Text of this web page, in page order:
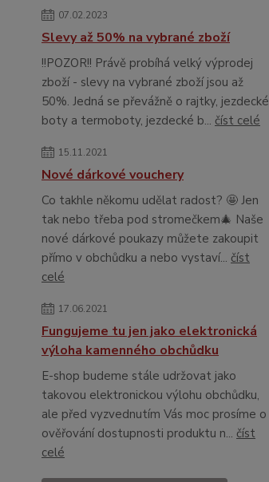
07.02.2023
Slevy až 50% na vybrané zboží
!!POZOR!! Právě probíhá velký výprodej
zboží - slevy na vybrané zboží jsou až
50%. Jedná se převážně o rajtky, jezdecké
boty a termoboty, jezdecké b... číst celé
15.11.2021
Nové dárkové vouchery
Co takhle někomu udělat radost? 🤩 Jen
tak nebo třeba pod stromečkem🎄 Naše
nové dárkové poukazy můžete zakoupit
přímo v obchůdku a nebo vystaví... číst
celé
17.06.2021
Fungujeme tu jen jako elektronická
výloha kamenného obchůdku
E-shop budeme stále udržovat jako
takovou elektronickou výlohu obchůdku,
ale před vyzvednutím Vás moc prosíme o
ověřování dostupnosti produktu n... číst
celé